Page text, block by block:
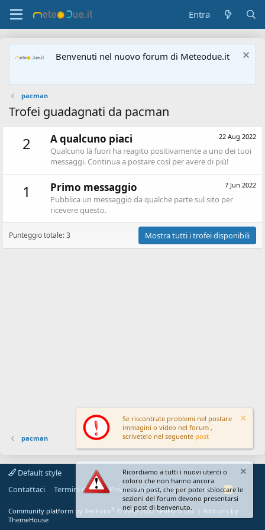
Entra
Benvenuti nel nuovo forum di Meteodue.it
pacman
Trofei guadagnati da pacman
2 22 Aug 2022
A qualcuno piaci
Qualcuno là fuori ha reagito positivamente a uno dei tuoi
messaggi. Continua a postare così per avere di più!
1 7 Jun 2022
Primo messaggio
Pubblica un messaggio da qualche parte sul sito per
ricevere questo.
Punteggio totale: 3 Mostra tutti i trofei disponibili
pacman
Default style
Contattaci
Termini d'uso Privacy policy Aiuto Home
R
S
Community platform by XenForo® © 2010-2022 XenForo Ltd.
Add-ons by
ThemeHouse
Se riscontrate problemi nel postare
immagini o video nel forum ,
scrivetelo nel seguente post
Ricordiamo a tutti i nuovi utenti o
coloro che non hanno ancora
nessun post, che per poter sbloccare le
sezioni del forum devono presentarsi
nel post di benvenuto.